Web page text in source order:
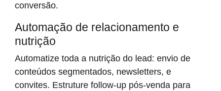
conversão.
Automação de relacionamento e
nutrição
Automatize toda a nutrição do lead: envio de
conteúdos segmentados, newsletters, e
convites. Estruture follow-up pós-venda para